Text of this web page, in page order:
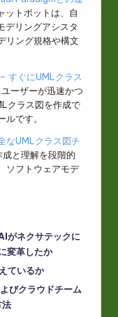
ットボットは、自
デリングアシスタ
リング規格や構文
すぐにUMLクラス
ーザーが迅速かつ
クラス図を作成で
です。
なUMLクラス図チ
と理解を段階的
ソフトウェアモデ
がネクサテックに
変革したか
ているか
びクラウドチーム
法